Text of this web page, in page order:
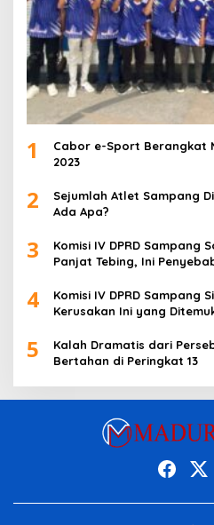
1
Cabor e-Sport Berangkat
2023
2
Sejumlah Atlet Sampang
Ada Apa?
3
Komisi IV DPRD Sampang
Panjat Tebing, Ini
4
Komisi IV DPRD Sampang
Kerusakan Ini yang
5
Kalah Dramatis dari
Bertahan di Peringkat 13